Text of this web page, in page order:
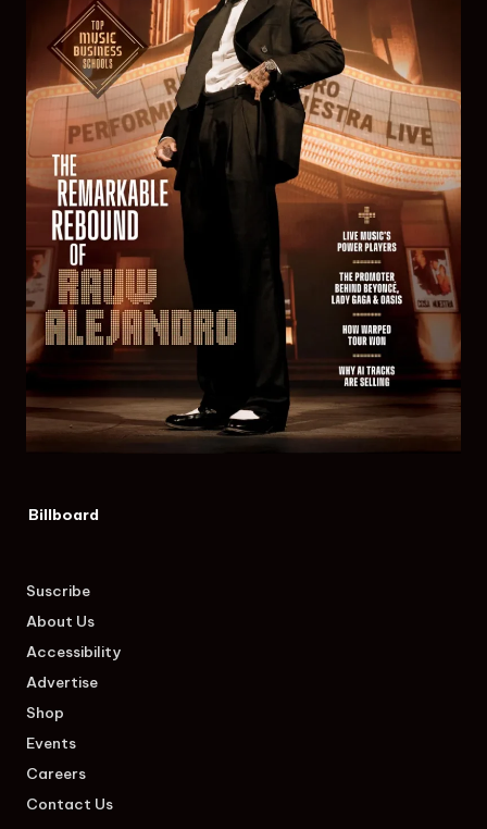
Billboard
Suscribe
About Us
Accessibility
Advertise
Shop
Events
Careers
Contact Us